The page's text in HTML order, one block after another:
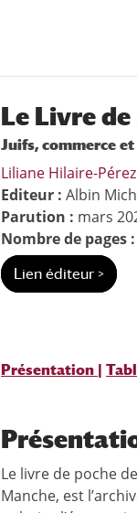
Le Livre
Juifs, commerce
Liliane Hilaire-Pérez
Editeur : Albin
Parution : mars
Nombre de pages :
Lien éditeur >
Présentation |
Le livre de poche
Manche, est